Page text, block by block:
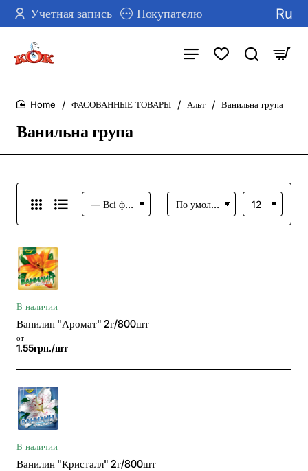
Учетная запись Покупателю Ru
Ванильна група
ФАСОВАННЫЕ ТОВАРЫ Альт Ванильна група
В наличии
Ванилин "Аромат" 2г/800шт
от
1.55грн./шт
В наличии
Ванилин "Кристалл" 2г/800шт